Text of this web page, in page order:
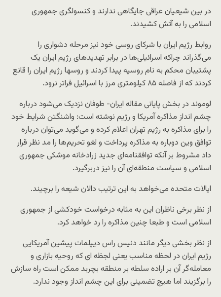
در بین شیعیان عراقی جایگاهی ندارند و کنسولگری جمهوری
اسلامی را به آتش کشیدند.
روابط رژیم ایران با شرکای روسی خود نیز مرحله دشواری را
می‌گذراند چراکه اسرائیلی‌ها در برابر تهدیدهای رژیم ایران یک
پشتیبان محکم به نام روسیه پیدا کردند و روسها رژیم ایران را قانع
کردند که از فاصله ۸۵ کیلومتری مرز با اسرائیل فراتر نرود.
لوموند در بخش پایانی مقاله ایران- طوفان نزدیک می‌شود درباره
چشم انداز مذاکره آمریکا و رژیم نوشته است: واشنگتن شرایط خود
را برای مذاکره به رژیم تهران اعلام کرده و می‌گوید می‌توان درباره
توافق وین دوباره به مذاکره پرداخت و لغو تحریم‌ها را مد نظر قرار
داد مشروط بر آنکه توافقنامه‌ای جدید زرادخانه موشکی جمهوری
اسلامی و سیاست منطقه‌ای آن را نیز دربرگیرد.
ایالات متحده می‌خواهد به این ترتیب دالان شیعه را برچیند.
از نظر برخی ناظران این به مثابه درخواست خودکشی از جمهوری
اسلامی است و طبعا چنین مذاکره را رد خواهد کرد.
از نظر بخشی دیگر مانند دنیس راس دیپلمات پیشین آمریکایی
رژیم ایران در لحظه مناسب یعنی لجظه ای که روحیه بازاری و
معامله‌گر آن بر اراده سلطه بر منطقه بچربد ممکن است راه سازش
را برگزیند اما هیچ تضمینی برای این چشم انداز وجود ندارد.